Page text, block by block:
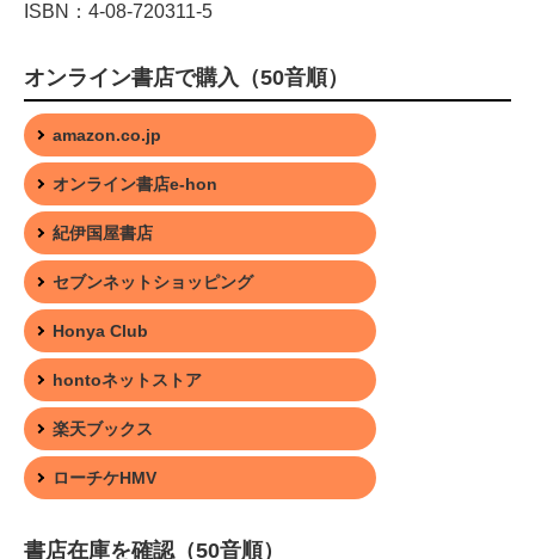
ISBN：4-08-720311-5
オンライン書店で購入（50音順）
amazon.co.jp
オンライン書店e-hon
紀伊国屋書店
セブンネットショッピング
Honya Club
hontoネットストア
楽天ブックス
ローチケHMV
書店在庫を確認（50音順）